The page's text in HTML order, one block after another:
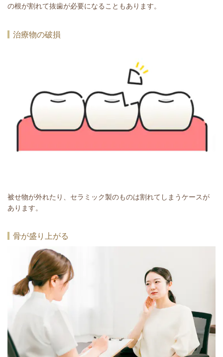
の根が割れて抜歯が必要になることもあります。
治療物の破損
被せ物が外れたり、セラミック製のものは割れてしまうケースが
あります。
骨が盛り上がる